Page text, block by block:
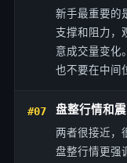
新手最重要的
支撑和阻力，
意成交量变化
也不要在中间
#07 盘整行情和
两者很接近，
盘整行情更强